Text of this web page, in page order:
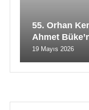
55. Orhan
Ahmet
19 Mayıs 2026